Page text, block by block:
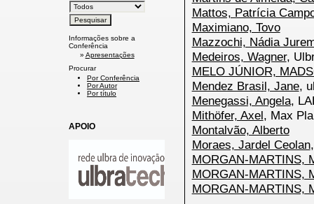
Informações sobre a
Conferência
» Apresentações
Procurar
Por Conferência
Por Autor
Por título
APOIO
Mattos, Patrícia
Maximiano, Tovo
Mazzochi, Nádia
Medeiros, Wagner,
MELO JÚNIOR,
Mendez Brasil, Jane,
Menegassi, Angela,
Mithöfer, Axel, Max
Montalvão, Alberto
Moraes, Jardel Ceolan
MORGAN-MARTINS,
MORGAN-MARTINS,
MORGAN-MARTINS,